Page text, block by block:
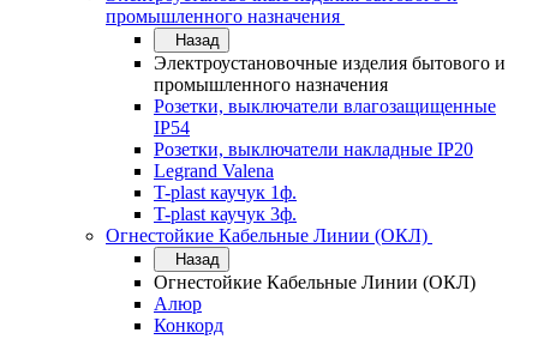
промышленного назначения
Назад
Электроустановочные изделия бытового и
промышленного назначения
Розетки, выключатели влагозащищенные
IP54
Розетки, выключатели накладные IP20
Legrand Valena
T-plast каучук 1ф.
T-plast каучук 3ф.
Огнестойкие Кабельные Линии (ОКЛ)
Назад
Огнестойкие Кабельные Линии (ОКЛ)
Алюр
Конкорд